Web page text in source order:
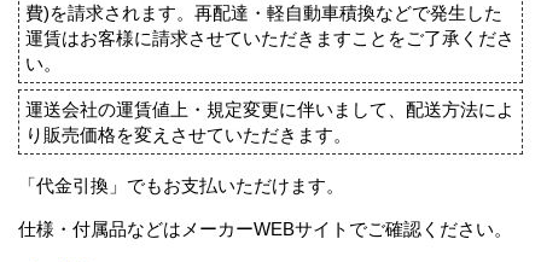
費)を請求されます。再配達・軽自動車積換などで発生した
運賃はお客様に請求させていただきますことをご了承くださ
い。
運送会社の運賃値上・規定変更に伴いまして、配送方法によ
り販売価格を変えさせていただきます。
「代金引換」でもお支払いただけます。
仕様・付属品などはメーカーWEBサイトでご確認ください。